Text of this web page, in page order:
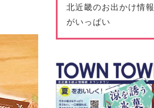
北近畿のお出かけ情報
がいっぱい